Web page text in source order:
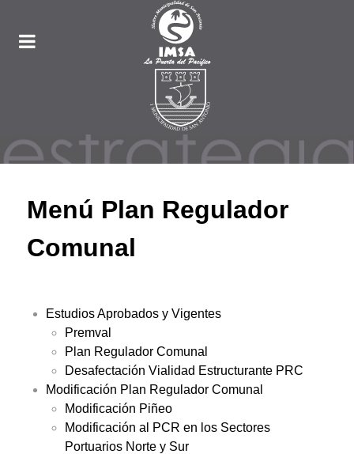
Menú Plan Regulador
Comunal
Estudios Aprobados y Vigentes
Premval
Plan Regulador Comunal
Desafectación Vialidad Estructurante PRC
Modificación Plan Regulador Comunal
Modificación Piñeo
Modificación al PCR en los Sectores
Portuarios Norte y Sur